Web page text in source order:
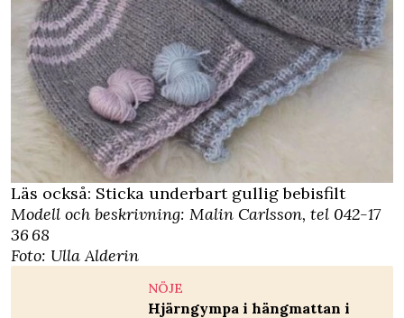
Läs också: Sticka underbart gullig bebisfilt
Modell och beskrivning: Malin Carlsson, tel 042-17
36 68
Foto: Ulla Alderin
NÖJE
Hjärngympa i hängmattan i